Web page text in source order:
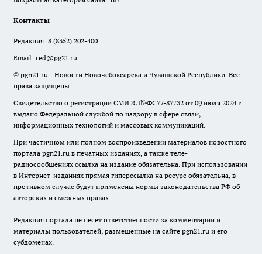
Контакты
Редакция: 8 (8352) 202-400
Email: red@pg21.ru
© pgn21.ru - Новости Новочебоксарска и Чувашской Республики. Все
права защищены.
Свидетельство о регистрации СМИ ЭЛ№ФС77-87732 от 09 июля 2024 г.
выдано Федеральной службой по надзору в сфере связи,
информационных технологий и массовых коммуникаций.
При частичном или полном воспроизведении материалов новостного
портала pgn21.ru в печатных изданиях, а также теле-
радиосообщениях ссылка на издание обязательна. При использовании
в Интернет-изданиях прямая гиперссылка на ресурс обязательна, в
противном случае будут применены нормы законодательства РФ об
авторских и смежных правах.
Редакция портала не несет ответственности за комментарии и
материалы пользователей, размещенные на сайте pgn21.ru и его
субдоменах.